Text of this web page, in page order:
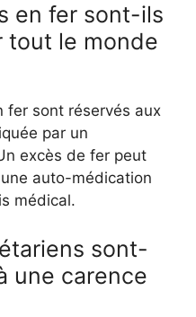
en fer sont-ils
tout le monde
fer sont réservés aux
par un
excès de fer peut
auto-médication
médical.
sont-
une carence